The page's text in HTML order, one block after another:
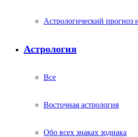
Астрологический прогноз
Астрология
Все
Восточная астрология
Обо всех знаках зодиака